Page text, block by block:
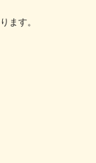
ます。